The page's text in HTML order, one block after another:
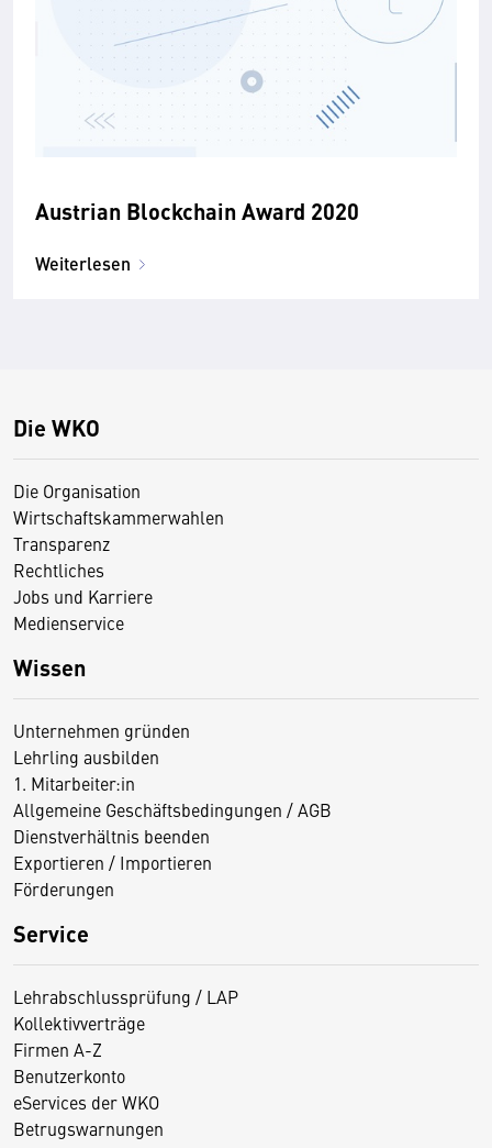
Austrian Blockchain Award 2020
Weiterlesen
Die WKO
Die Organisation
Wirtschaftskammerwahlen
Transparenz
Rechtliches
Jobs und Karriere
Medienservice
Wissen
Unternehmen gründen
Lehrling ausbilden
1. Mitarbeiter:in
Allgemeine Geschäftsbedingungen / AGB
Dienstverhältnis beenden
Exportieren / Importieren
Förderungen
Service
Lehrabschlussprüfung / LAP
Kollektivverträge
Firmen A-Z
Benutzerkonto
eServices der WKO
Betrugswarnungen